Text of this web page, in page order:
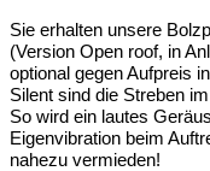
Sie erhalten unsere
(Version Open roof, in
optional gegen Aufpreis
Silent sind die Streben
So wird ein lautes
Eigenvibration beim
nahezu vermieden!